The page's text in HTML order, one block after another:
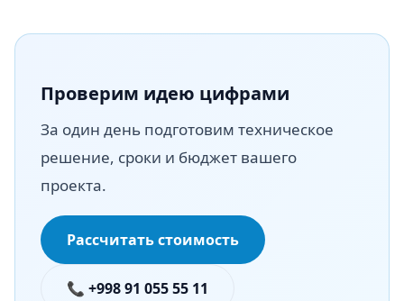
Проверим идею цифрами
За один день подготовим техническое
решение, сроки и бюджет вашего
проекта.
Рассчитать стоимость
📞 +998 91 055 55 11